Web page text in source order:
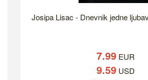
Josipa Lisac - Dnevnik jedne
7.99 EUR
9.59 USD